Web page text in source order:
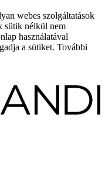
webes szolgáltatások
sütik nélkül nem
használatával
a sütiket. További